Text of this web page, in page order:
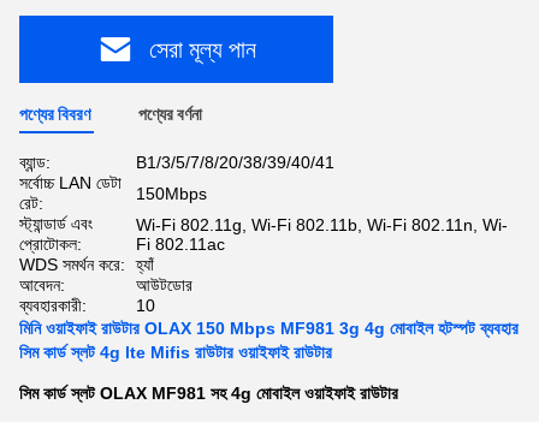
সেরা মূল্য পান
পণ্যের বিবরণ পণ্যের বর্ণনা
ব্যান্ড:
B1/3/5/7/8/20/38/39/40/41
সর্বোচ্চ LAN ডেটা
রেট:
150Mbps
স্ট্যান্ডার্ড এবং
প্রোটোকল:
Wi-Fi 802.11g, Wi-Fi 802.11b, Wi-Fi 802.11n, Wi-
Fi 802.11ac
WDS সমর্থন করে:
হ্যাঁ
আবেদন:
আউটডোর
ব্যবহারকারী:
10
মিনি ওয়াইফাই রাউটার OLAX 150 Mbps MF981 3g 4g মোবাইল হটস্পট ব্যবহার
সিম কার্ড স্লট 4g lte Mifis রাউটার ওয়াইফাই রাউটার
সিম কার্ড স্লট OLAX MF981 সহ 4g মোবাইল ওয়াইফাই রাউটার